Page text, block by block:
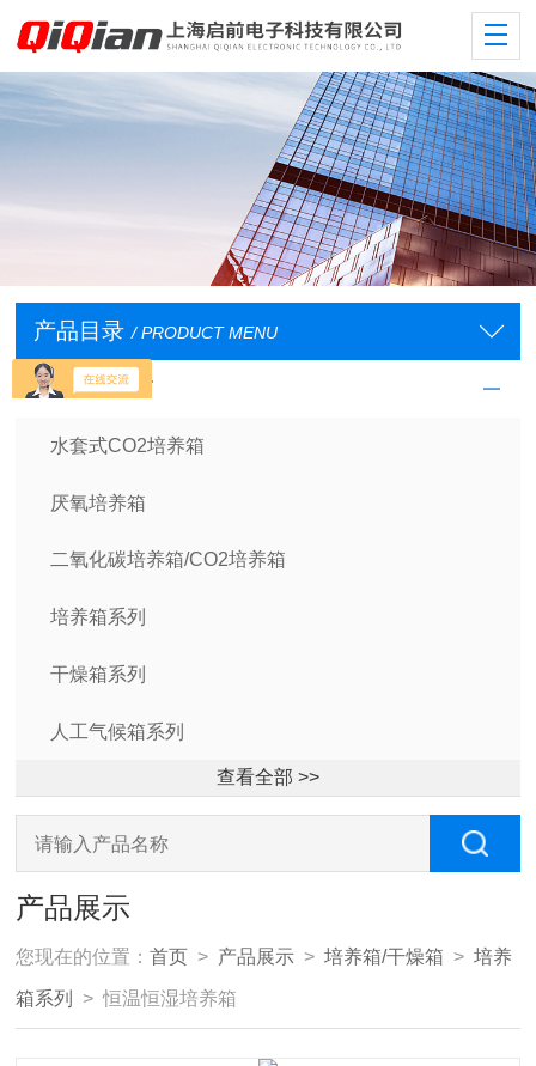
产品目录 / PRODUCT MENU
培养箱/干燥箱
水套式CO2培养箱
厌氧培养箱
二氧化碳培养箱/CO2培养箱
培养箱系列
干燥箱系列
人工气候箱系列
查看全部 >>
产品展示
您现在的位置：首页 > 产品展示 >培养箱/干燥箱 >培养
箱系列 > 恒温恒湿培养箱